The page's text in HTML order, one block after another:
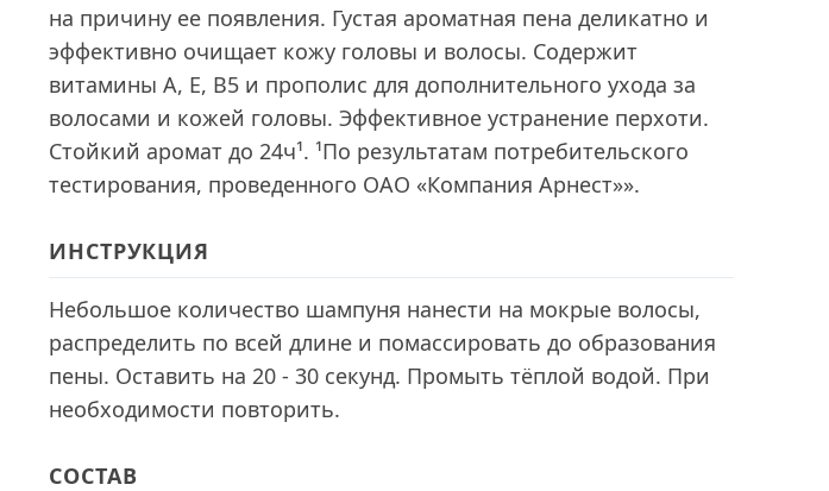
на причину ее появления. Густая ароматная пена деликатно и
эффективно очищает кожу головы и волосы. Содержит
витамины А, Е, В5 и прополис для дополнительного ухода за
волосами и кожей головы. Эффективное устранение перхоти.
Стойкий аромат до 24ч¹. ¹По результатам потребительского
тестирования, проведенного ОАО «Компания Арнест»».
ИНСТРУКЦИЯ
Небольшое количество шампуня нанести на мокрые волосы,
распределить по всей длине и помассировать до образования
пены. Оставить на 20 - 30 секунд. Промыть тёплой водой. При
необходимости повторить.
СОСТАВ